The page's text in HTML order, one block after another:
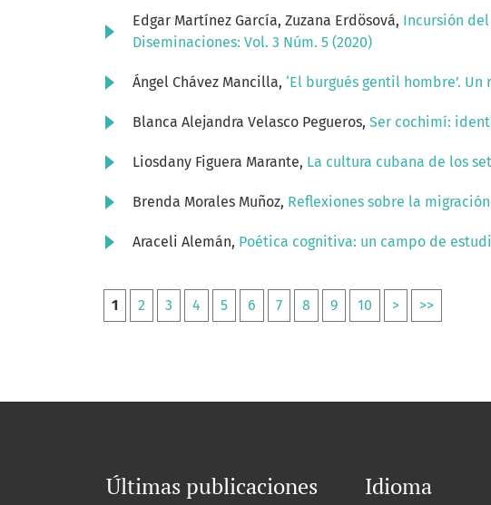
Edgar Martínez García, Zuzana Erdösová, Incursión
Diseminaciones: Vol. 3 Núm. 5 (2020)
Ángel Chávez Mancilla, ‘El burgués gentil hombre’.
Blanca Alejandra Velasco Pegueros, Ser cochimí:
Liosdany Figuera Marante, La cultura cubana de los
Brenda Morales Muñoz, Reflexiones sobre la
Araceli Alemán, Poética cognitiva: un campo de
1 2 3 4 5 6 7 8 9 10 > >>
Últimas publicaciones Idioma